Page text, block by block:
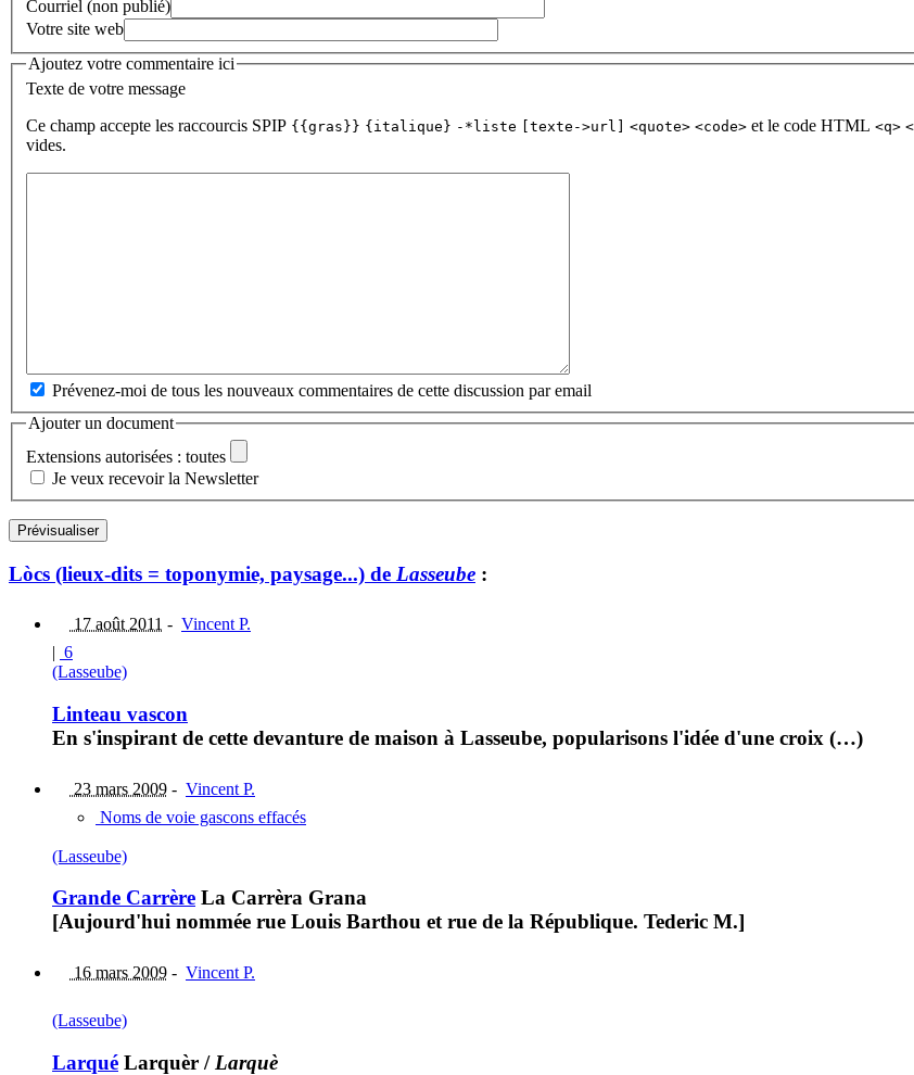
Courriel (non publié)
Votre site web
Ajoutez votre commentaire ici
Texte de votre message
Ce champ accepte les raccourcis SPIP {{gras}} {italique} -*liste [texte->url] <quote> <code> et le code HTML <q>
vides.
Prévenez-moi de tous les nouveaux commentaires de cette discussion par email
Ajouter un document
Extensions autorisées : toutes
Je veux recevoir la Newsletter
Lòcs (lieux-dits = toponymie, paysage...) de Lasseube :
17 août 2011 - Vincent P.
| 6
(Lasseube)
Linteau vascon
En s'inspirant de cette devanture de maison à Lasseube, popularisons l'idée d'une croix (…)
23 mars 2009 - Vincent P.
Noms de voie gascons effacés
(Lasseube)
Grande Carrère La Carrèra Grana
[Aujourd'hui nommée rue Louis Barthou et rue de la République. Tederic M.]
16 mars 2009 - Vincent P.
(Lasseube)
Larqué Larquèr / Larquè